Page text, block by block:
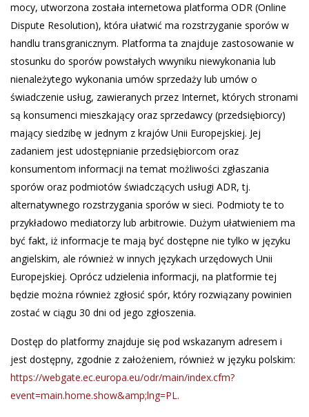
mocy, utworzona została internetowa platforma ODR (Online
Dispute Resolution), która ułatwić ma rozstrzyganie sporów w
handlu transgranicznym. Platforma ta znajduje zastosowanie w
stosunku do sporów powstałych wwyniku niewykonania lub
nienależytego wykonania umów sprzedaży lub umów o
świadczenie usług, zawieranych przez Internet, których stronami
są konsumenci mieszkający oraz sprzedawcy (przedsiębiorcy)
mający siedzibę w jednym z krajów Unii Europejskiej. Jej
zadaniem jest udostępnianie przedsiębiorcom oraz
konsumentom informacji na temat możliwości zgłaszania
sporów oraz podmiotów świadczących usługi ADR, tj.
alternatywnego rozstrzygania sporów w sieci. Podmioty te to
przykładowo mediatorzy lub arbitrowie. Dużym ułatwieniem ma
być fakt, iż informacje te mają być dostępne nie tylko w języku
angielskim, ale również w innych językach urzędowych Unii
Europejskiej. Oprócz udzielenia informacji, na platformie tej
będzie można również zgłosić spór, który rozwiązany powinien
zostać w ciągu 30 dni od jego zgłoszenia.
Dostęp do platformy znajduje się pod wskazanym adresem i
jest dostępny, zgodnie z założeniem, również w języku polskim:
https://webgate.ec.europa.eu/odr/main/index.cfm?
event=main.home.show&amp;lng=PL.